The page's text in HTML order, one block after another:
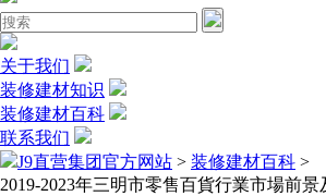
关于我们
装修建材知识
装修建材百科
联系我们
J9直营集团官方网站 > 装修建材百科 >
2019-2023年三明市零售百貨行業市場前景